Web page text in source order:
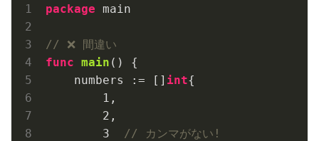
package main
// ❌ 間違い
func main ()
{
    numbers := []
int{
1 ,
2 ,
3
// カンマがない!